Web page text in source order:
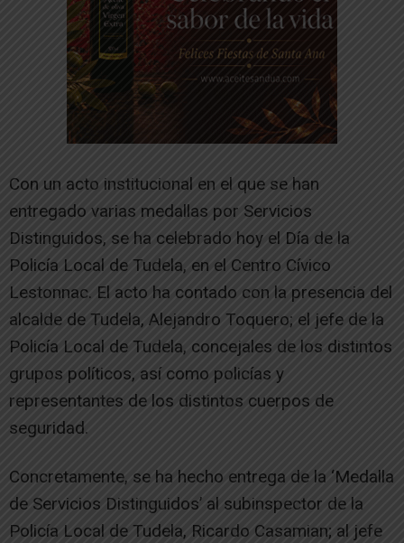
Con un acto institucional en el que se han
entregado varias medallas por Servicios
Distinguidos, se ha celebrado hoy el Día de la
Policía Local de Tudela, en el Centro Cívico
Lestonnac. El acto ha contado con la presencia del
alcalde de Tudela, Alejandro Toquero; el jefe de la
Policía Local de Tudela, concejales de los distintos
grupos políticos, así como policías y
representantes de los distintos cuerpos de
seguridad.
Concretamente, se ha hecho entrega de la ‘Medalla
de Servicios Distinguidos’ al subinspector de la
Policía Local de Tudela, Ricardo Casamian; al jefe